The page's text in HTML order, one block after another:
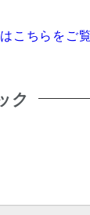
こちらをご
ク